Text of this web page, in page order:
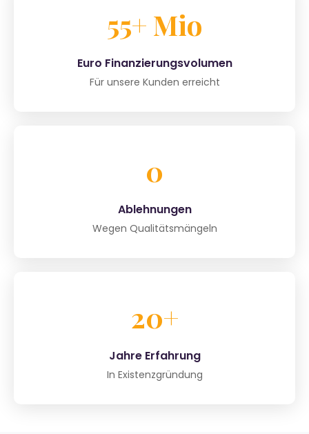
55+ Mio
Euro Finanzierungsvolumen
Für unsere Kunden erreicht
0
Ablehnungen
Wegen Qualitätsmängeln
20+
Jahre Erfahrung
In Existenzgründung